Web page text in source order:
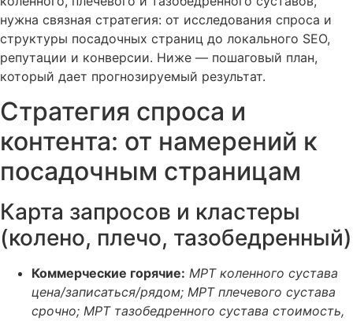
нужна связная стратегия: от исследования спроса и
структуры посадочных страниц до локального SEO,
репутации и конверсии. Ниже — пошаговый план,
который дает прогнозируемый результат.
Стратегия спроса и
контента: от намерений к
посадочным страницам
Карта запросов и кластеры
(колено, плечо, тазобедренный)
Коммерческие горячие: МРТ коленного сустава
цена/записаться/рядом; МРТ плечевого сустава
срочно; МРТ тазобедренного сустава стоимость,